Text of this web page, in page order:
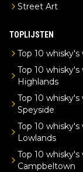
Street Art
TOPLIJSTEN
Top 10 whisky's
Top 10 whisky's
Highlands
Top 10 whisky's
Speyside
Top 10 whisky's
Lowlands
Top 10 whisky's
Campbeltown